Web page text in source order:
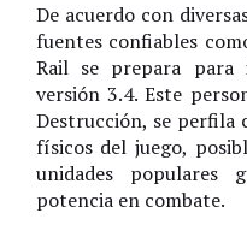
De acuerdo con
fuentes confiables
Rail se prepara
versión 3.4. Este
Destrucción, se perfila
físicos del juego,
unidades populares
potencia en combate.